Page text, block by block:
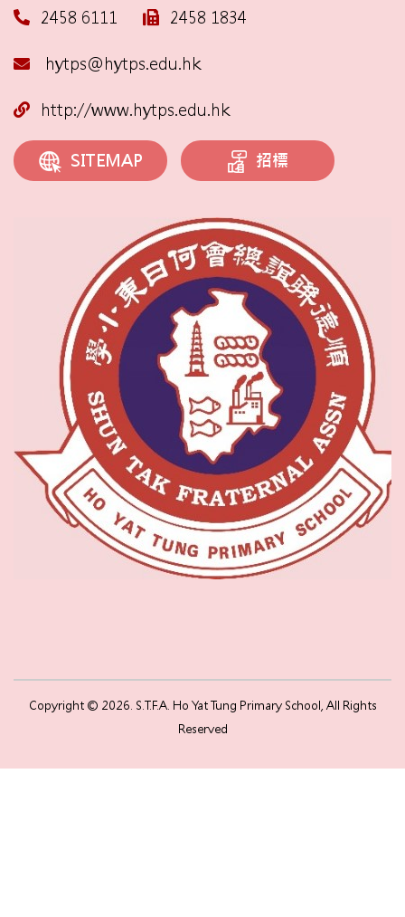
2458 6111 2458 1834
hytps@hytps.edu.hk
http://www.hytps.edu.hk
SITEMAP 招標
Copyright © 2026. S.T.F.A. Ho Yat Tung Primary School, All Rights
Reserved